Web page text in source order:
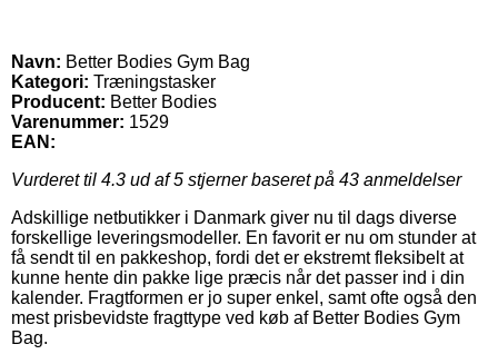
Navn: Better Bodies Gym Bag
Kategori: Træningstasker
Producent: Better Bodies
Varenummer: 1529
EAN:
Vurderet til 4.3 ud af 5 stjerner baseret på 43 anmeldelser
Adskillige netbutikker i Danmark giver nu til dags diverse
forskellige leveringsmodeller. En favorit er nu om stunder at
få sendt til en pakkeshop, fordi det er ekstremt fleksibelt at
kunne hente din pakke lige præcis når det passer ind i din
kalender. Fragtformen er jo super enkel, samt ofte også den
mest prisbevidste fragttype ved køb af Better Bodies Gym
Bag.